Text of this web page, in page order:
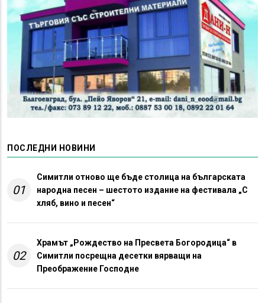
ПОСЛЕДНИ НОВИНИ
01
Симитли отново ще бъде столица на българската
народна песен – шестото издание на фестивала „С
хляб, вино и песен“
02
Храмът „Рождество на Пресвета Богородица“ в
Симитли посрещна десетки вярващи на
Преображение Господне